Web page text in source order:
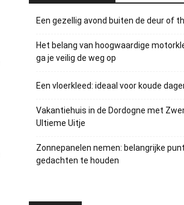
Een gezellig avond buiten de deur of
Het belang van hoogwaardige
ga je veilig de weg op
Een vloerkleed: ideaal voor koude
Vakantiehuis in de Dordogne met
Ultieme Uitje
Zonnepanelen nemen: belangrijke
gedachten te houden